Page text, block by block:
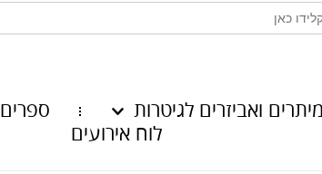
מיתרים ואביזרים לגיטרות ספרים
לוח אירועים